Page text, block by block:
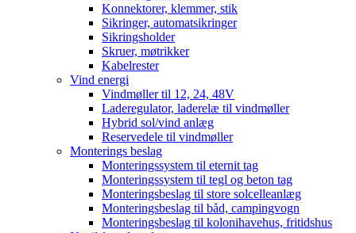
Konnektorer, klemmer, stik
Sikringer, automatsikringer
Sikringsholder
Skruer, møtrikker
Kabelrester
Vind energi
Vindmøller til 12, 24, 48V
Laderegulator, laderelæ til vindmøller
Hybrid sol/vind anlæg
Reservedele til vindmøller
Monterings beslag
Monteringssystem til eternit tag
Monteringssystem til tegl og beton tag
Monteringsbeslag til store solcelleanlæg
Monteringsbeslag til båd, campingvogn
Monteringsbeslag til kolonihavehus, fritidshus